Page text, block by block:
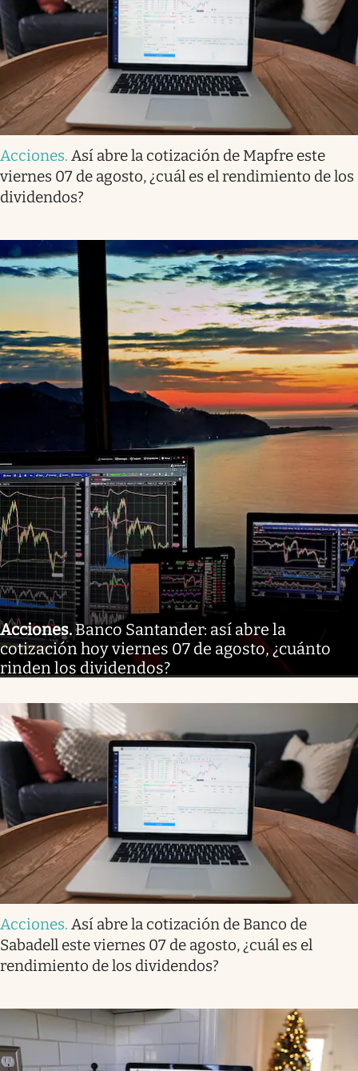
Acciones. Así abre la cotización de Mapfre este
viernes 07 de agosto, ¿cuál es el rendimiento de los
dividendos?
Acciones.Banco Santander: así abre la
cotización hoy viernes 07 de agosto, ¿cuánto
rinden los dividendos?
Acciones. Así abre la cotización de Banco de
Sabadell este viernes 07 de agosto, ¿cuál es el
rendimiento de los dividendos?